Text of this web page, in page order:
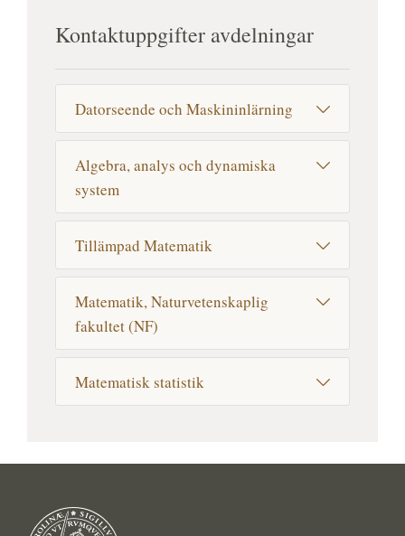
Kontaktuppgifter avdelningar
Datorseende och Maskininlärning
Algebra, analys och dynamiska
system
Tillämpad Matematik
Matematik, Naturvetenskaplig
fakultet (NF)
Matematisk statistik